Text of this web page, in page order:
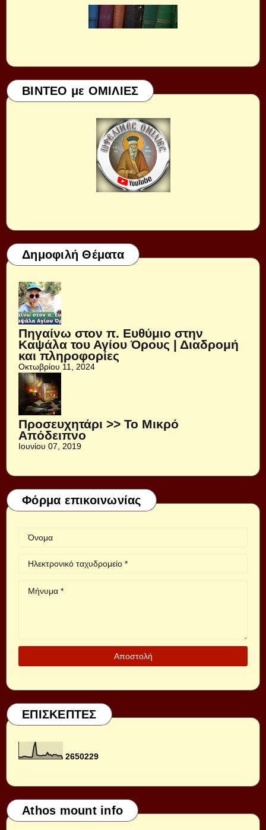
ΒΙΝΤΕΟ με ΟΜΙΛΙΕΣ
Δημοφιλή Θέματα
Πηγαίνω στον π. Ευθύμιο στην
Καψάλα του Αγίου Όρους | Διαδρομή
και πληροφορίες
Οκτωβρίου 11, 2024
Προσευχητάρι >> Το Μικρό
Απόδειπνο
Ιουνίου 07, 2019
Φόρμα επικοινωνίας
ΕΠΙΣΚΕΠΤΕΣ
2650229
Athos mount info